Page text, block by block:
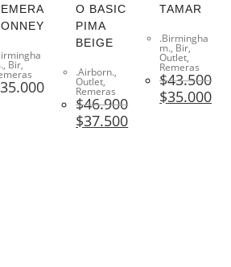
, Bir,
35.000
O BASIC
PIMA
BEIGE
.Airborn.,
Outlet,
Remeras
$46.900
$37.500
TAMAR
.Birmingha
m., Bir,
Outlet,
Remeras
$43.500
$35.000